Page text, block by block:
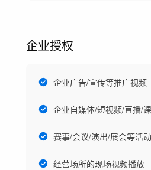
企业授权
企业广告/宣传等推广视频
企业自媒体/短视频/直播/
赛事/会议/演出/展会等活
经营场所的现场视频播放